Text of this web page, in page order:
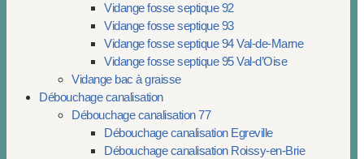
Vidange fosse septique 92
Vidange fosse septique 93
Vidange fosse septique 94 Val-de-Marne
Vidange fosse septique 95 Val-d’Oise
Vidange bac à graisse
Débouchage canalisation
Débouchage canalisation 77
Débouchage canalisation Egreville
Débouchage canalisation Roissy-en-Brie